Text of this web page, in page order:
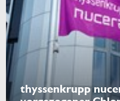
thyssenkrupp